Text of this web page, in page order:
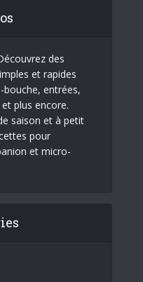
des
et rapides
bouche, entrées,
plus encore.
saison et à petit
pour
et micro-